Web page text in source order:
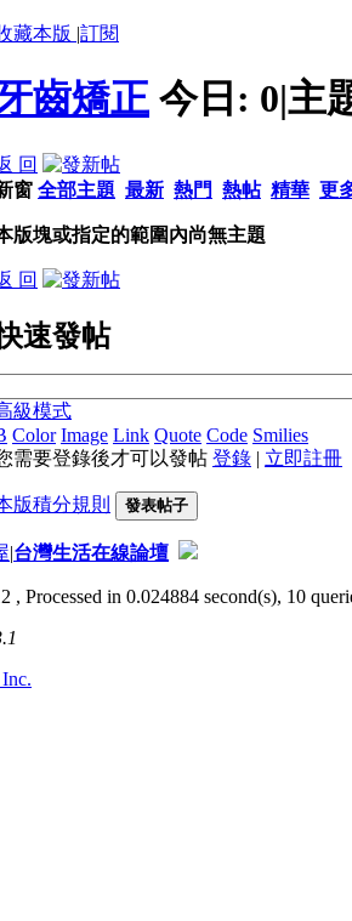
藏本版 |訂閱
齒矯正 今日: 0|主
回
窗 全部主題 最新 熱門 熱帖 精華 更
版塊或指定的範圍內尚無主題
回
速發帖
級模式
Color Image Link Quote Code Smilies
需要登錄後才可以發帖 登錄 | 立即註冊
版積分規則 發表帖子
|台灣生活在線論壇
, Processed in 0.024884 second(s), 10